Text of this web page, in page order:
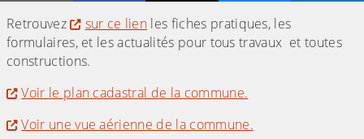
Retrouvez sur ce lien les fiches pratiques, les
formulaires, et les actualités pour tous travaux et toutes
constructions.
Voir le plan cadastral de la commune.
Voir une vue aérienne de la commune.